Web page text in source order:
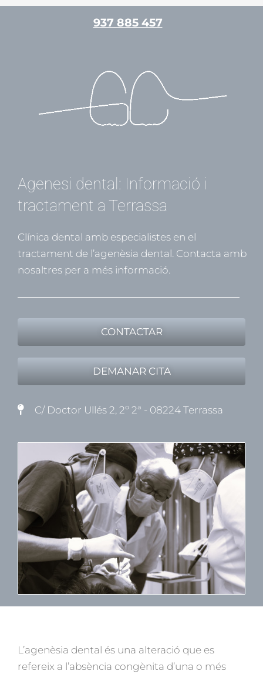
937 885 457
/ Per admin
Agenesi dental: Informació i
tractament a Terrassa
Clínica dental amb especialistes en el
tractament de l’agenèsia dental. Contacta amb
nosaltres per a més informació.
CONTACTAR
DEMANAR CITA
C/ Doctor Ullés 2, 2º 2ª - 08224 Terrassa
L’agenèsia dental és una alteració que es
refereix a l’absència congènita d’una o més